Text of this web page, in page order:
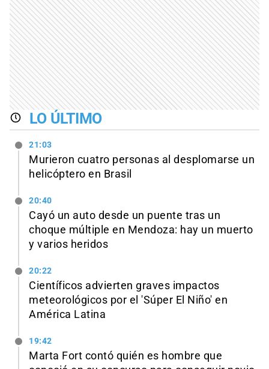
LO ÚLTIMO
21:03
Murieron cuatro personas al desplomarse un
helicóptero en Brasil
20:40
Cayó un auto desde un puente tras un
choque múltiple en Mendoza: hay un muerto
y varios heridos
20:22
Científicos advierten graves impactos
meteorológicos por el 'Súper El Niño' en
América Latina
19:42
Marta Fort contó quién es hombre que